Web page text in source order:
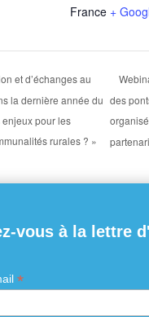
France +
et d’échanges au
la dernière année du
pour les
rurales ? »
des
vous à la lettre
*